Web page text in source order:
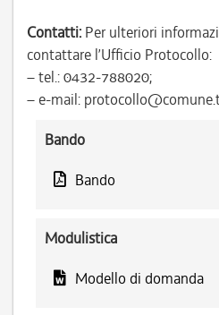
Contatti: Per ulteriori
contattare l’Ufficio Protocollo:
– tel.: 0432-788020;
– e-mail:
Bando
Bando
Modulistica
Modello di domanda